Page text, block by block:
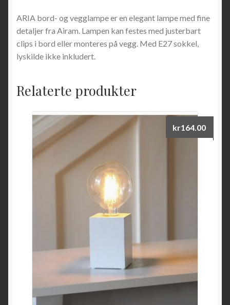
ARIA bord- og vegglampe er en elegant lampe med fine
detaljer fra Airam. Lampen kan festes med justerbart
clips i bord eller monteres på vegg. Med E27 sokkel,
lyskilde ikke inkludert.
Relaterte produkter
kr164.00